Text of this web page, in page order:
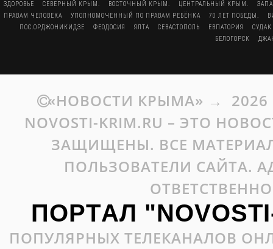
ЗДОРОВЬЕ
СЕВЕРНЫЙ КРЫМ. ВОСТОЧНЫЙ КРЫМ. ЦЕНТРАЛЬНЫЙ КРЫМ.
ПРАВАМ ЧЕЛОВЕКА
УПОЛНОМОЧЕННЫЙ ПО ПРАВАМ РЕБЁНКА 70 ЛЕТ ПОБЕДЫ.
ПОС.ОРДЖОНИКИДЗЕ
ФЕОДОСИЯ ЯЛТА СЕВАСТОПОЛЬ ЕВПАТОРИЯ
СУДАК
БЕЛОГОРСК
«НОВОСТИ КРЫМА» → 2026
NOVOSTI-KRIM.RU – ЭТО
ЗАЩИЩЕНЫ. ВСЕ
ПОЛЬЗОВАТЕЛИ САЙТА.
ПОРТАЛ
ПОПУЛЯРНЫХ ТЕЛЕКАНАЛОВ